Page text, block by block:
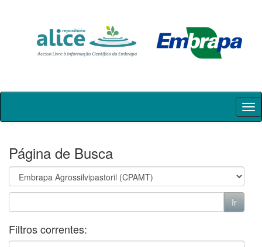
Skip
Página de Busca
Filtros correntes: